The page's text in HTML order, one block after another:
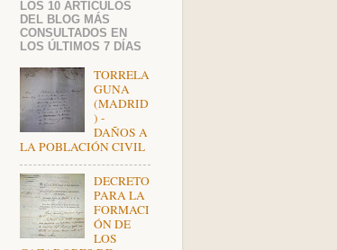
LOS 10 ARTÍCULOS
DEL BLOG MÁS
CONSULTADOS EN
LOS ÚLTIMOS 7 DÍAS
TORRELA
GUNA
(MADRID
) -
DAÑOS A
LA POBLACIÓN CIVIL
DECRETO
PARA LA
FORMACI
ÓN DE
LOS